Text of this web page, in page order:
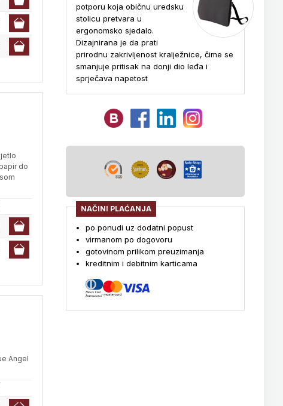
do
Angel
potporu koja običnu uredsku
stolicu pretvara u
ergonomsko sjedalo.
Dizajnirana je da prati
prirodnu zakrivljenost kralježnice, čime se
smanjuje pritisak na donji dio leđa i
sprječava napetost
NAČINI PLAĆANJA
po ponudi uz dodatni popust
virmanom po dogovoru
gotovinom prilikom preuzimanja
kreditnim i debitnim karticama